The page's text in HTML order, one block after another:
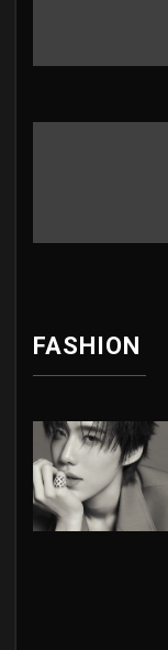
FASHION